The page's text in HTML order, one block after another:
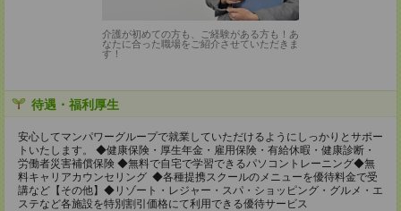
介護が初めての方も、ご経験がある方も！あ
なたに合った職場をご紹介させていただきま
す！
待遇・福利厚生
安心してマンパワーグループで就業していただけるようにしっかりとサポー
トいたします。 ◆健康保険・厚生年金・雇用保険・有給休暇・健康診断・
労働者災害補償保険 ◆無料で自宅で学習できるパソコントレーニング◆無
料キャリアカウンセリング ◆各種提携スクールのメニューを優待料金で受
講など【その他】◆リゾート・レジャー・スパ・ショッピング・グルメ・エ
ステなど各施設を特別割引価格にて利用できる優待サービス